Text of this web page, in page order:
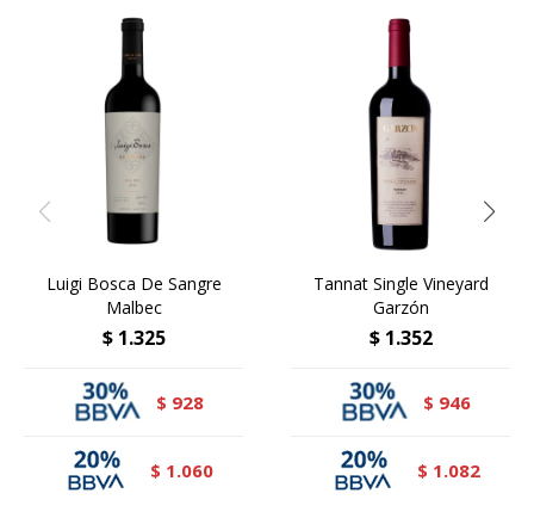
Luigi Bosca De Sangre
Malbec
$ 1.325
$ 928
$ 1.060
Tannat Single Vineyard
Garzón
$ 1.352
$ 946
$ 1.082